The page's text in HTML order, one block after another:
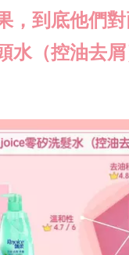
，到底他們
水（控油去